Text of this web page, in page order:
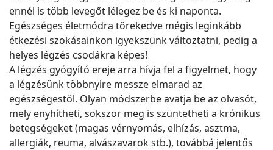
ennél is több levegőt lélegez be és ki naponta.
Egészséges életmódra törekedve mégis leginkább
étkezési szokásainkon igyekszünk változtatni, pedig a
helyes légzés csodákra képes!
A légzés gyógyító ereje arra hívja fel a figyelmet, hogy
a légzésünk többnyire messze elmarad az
egészségestől. Olyan módszerbe avatja be az olvasót,
mely enyhítheti, sokszor meg is szüntetheti a krónikus
betegségeket (magas vérnyomás, elhízás, asztma,
allergiák, reuma, alvászavarok stb.), továbbá jelentős